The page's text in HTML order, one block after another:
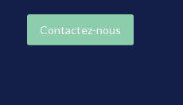
Contactez-nous